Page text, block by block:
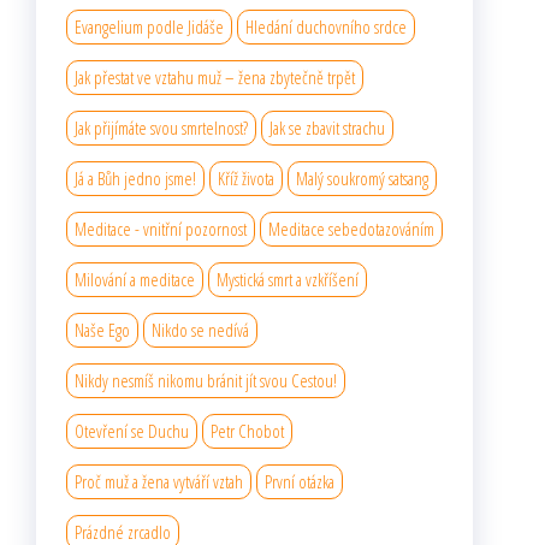
Evangelium podle Jidáše Hledání duchovního srdce
Jak přestat ve vztahu muž – žena zbytečně trpět
Jak přijímáte svou smrtelnost? Jak se zbavit strachu
Já a Bůh jedno jsme! Kříž života Malý soukromý satsang
Meditace - vnitřní pozornost Meditace sebedotazováním
Milování a meditace Mystická smrt a vzkříšení
Naše Ego Nikdo se nedívá
Nikdy nesmíš nikomu bránit jít svou Cestou!
Otevření se Duchu Petr Chobot
Proč muž a žena vytváří vztah První otázka
Prázdné zrcadlo